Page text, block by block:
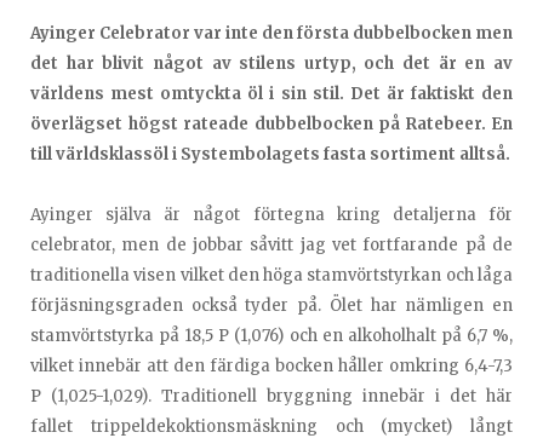
Ayinger Celebrator var inte den första dubbelbocken men
det har blivit något av stilens urtyp, och det är en av
världens mest omtyckta öl i sin stil. Det är faktiskt den
överlägset högst rateade dubbelbocken på Ratebeer. En
till världsklassöl i Systembolagets fasta sortiment alltså.
Ayinger själva är något förtegna kring detaljerna för
celebrator, men de jobbar såvitt jag vet fortfarande på de
traditionella visen vilket den höga stamvörtstyrkan och låga
förjäsningsgraden också tyder på. Ölet har nämligen en
stamvörtstyrka på 18,5 P (1,076) och en alkoholhalt på 6,7 %,
vilket innebär att den färdiga bocken håller omkring 6,4-7,3
P (1,025-1,029). Traditionell bryggning innebär i det här
fallet trippeldekoktionsmäskning och (mycket) långt